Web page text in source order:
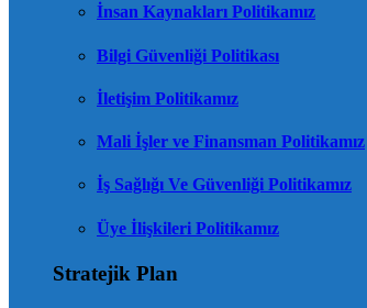
İnsan Kaynakları Politikamız
Bilgi Güvenliği Politikası
İletişim Politikamız
Mali İşler ve Finansman Politikamız
İş Sağlığı Ve Güvenliği Politikamız
Üye İlişkileri Politikamız
Stratejik Plan